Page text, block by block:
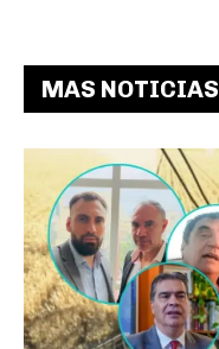
MAS NOTICIAS